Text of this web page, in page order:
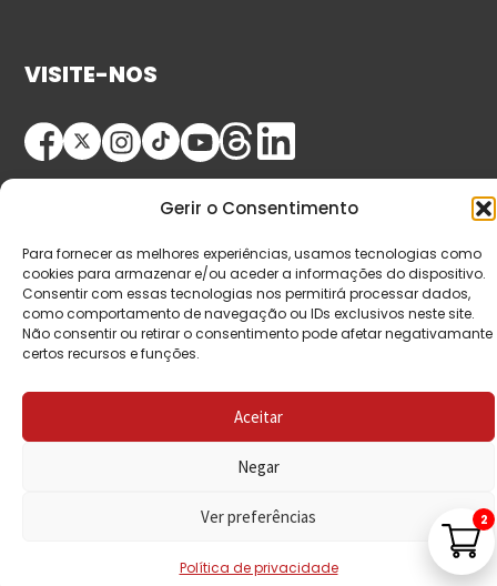
Gerir o Consentimento
Para fornecer as melhores experiências, usamos tecnologias como
cookies para armazenar e/ou aceder a informações do dispositivo.
Consentir com essas tecnologias nos permitirá processar dados,
como comportamento de navegação ou IDs exclusivos neste site.
Não consentir ou retirar o consentimento pode afetar negativamante
certos recursos e funções.
Aceitar
Negar
Ver preferências
Política de privacidade
VISITE-NOS
© Copyright 2026 Saída de Emergência. Todos os
direitos reservados.
2